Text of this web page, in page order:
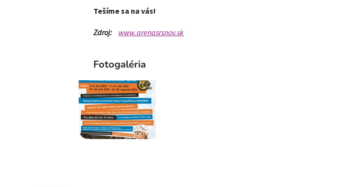
Tešíme sa na vás!
Zdroj: www.arenasrsnov.sk
Fotogaléria